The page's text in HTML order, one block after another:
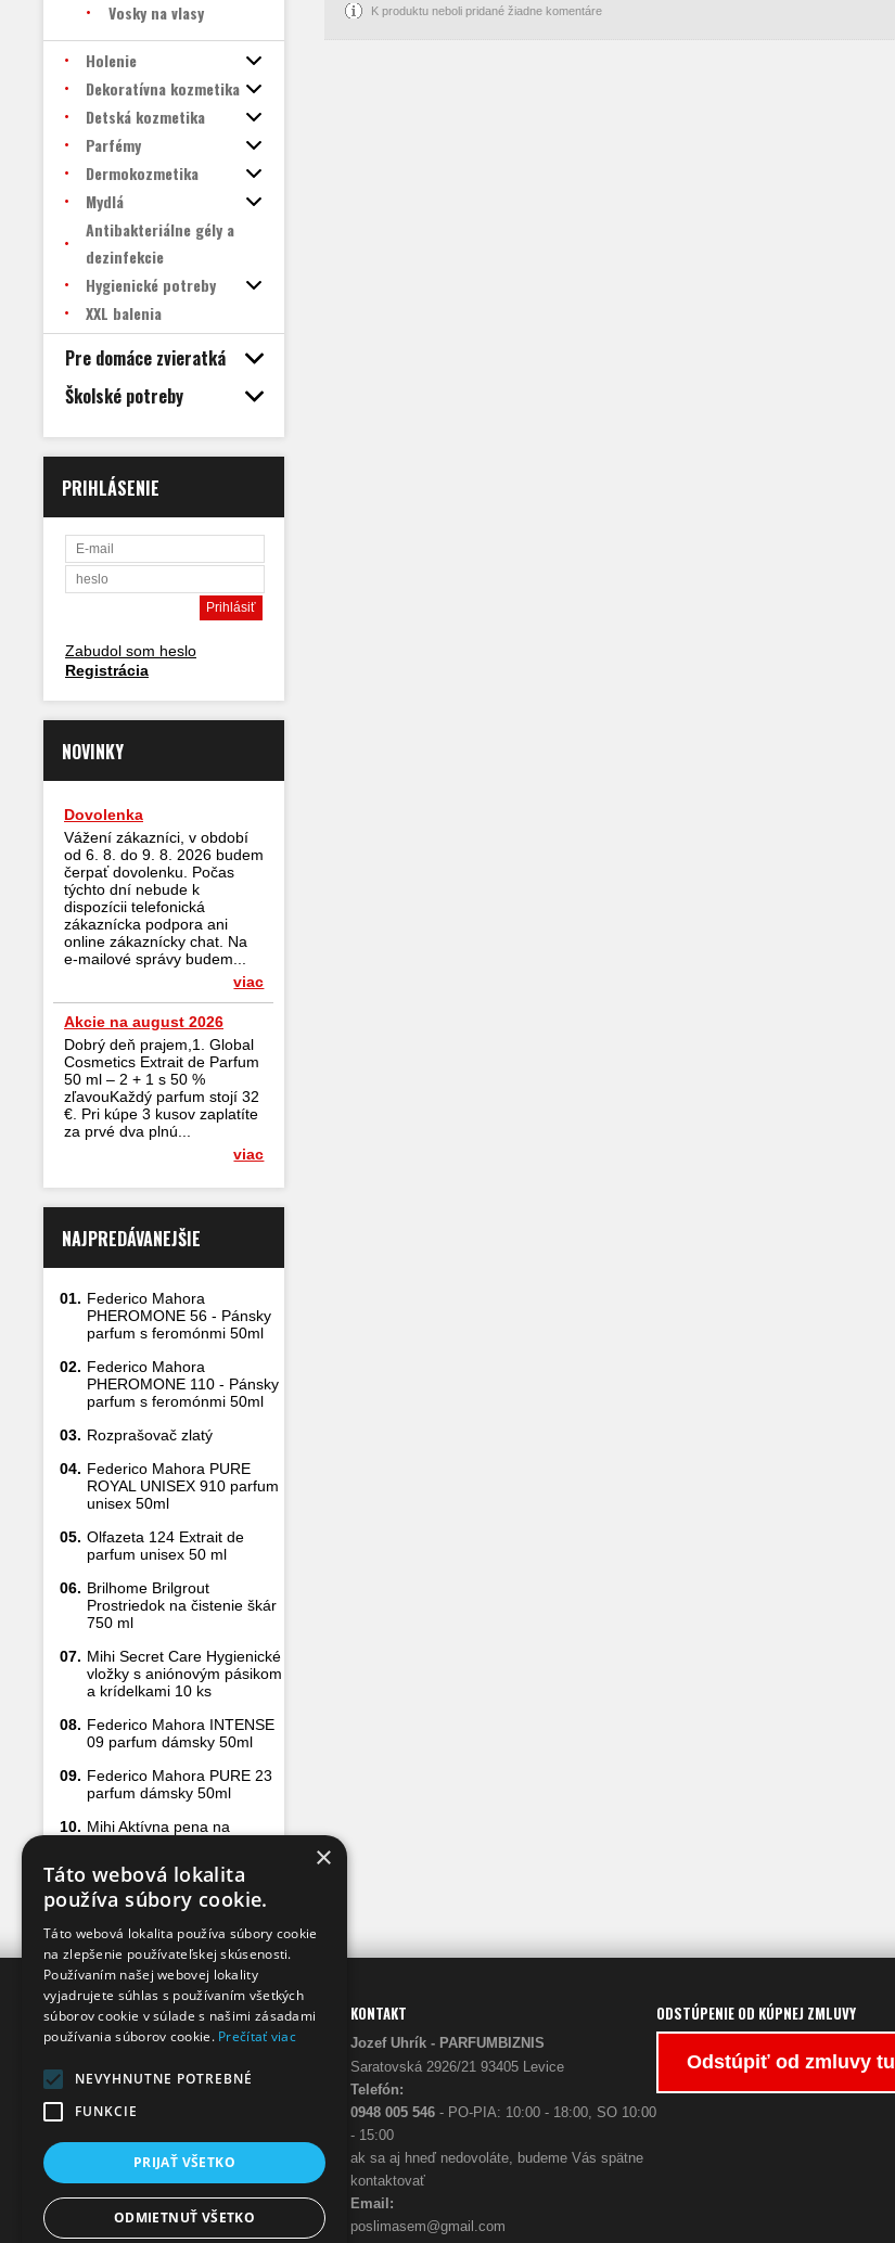
Vosky na vlasy
Holenie
Dekoratívna kozmetika
Detská kozmetika
Parfémy
Dermokozmetika
Mydlá
Antibakteriálne gély a
dezinfekcie
Hygienické potreby
XXL balenia
Pre domáce zvieratká
Školské potreby
PRIHLÁSENIE
Zabudol som heslo
Registrácia
NOVINKY
Dovolenka
Vážení zákazníci, v období
od 6. 8. do 9. 8. 2026 budem
čerpať dovolenku. Počas
týchto dní nebude k
dispozícii telefonická
zákaznícka podpora ani
online zákaznícky chat. Na
e-mailové správy budem...
viac
Akcie na august 2026
Dobrý deň prajem,1. Global
Cosmetics Extrait de Parfum
50 ml – 2 + 1 s 50 %
zľavouKaždý parfum stojí 32
€. Pri kúpe 3 kusov zaplatíte
za prvé dva plnú...
viac
NAJPREDÁVANEJŠIE
01. Federico Mahora
PHEROMONE 56 - Pánsky
parfum s feromónmi 50ml
02. Federico Mahora
PHEROMONE 110 - Pánsky
parfum s feromónmi 50ml
03. Rozprašovač zlatý
04. Federico Mahora PURE
ROYAL UNISEX 910 parfum
unisex 50ml
05. Olfazeta 124 Extrait de
parfum unisex 50 ml
06. Brilhome Brilgrout
Prostriedok na čistenie škár
750 ml
07. Mihi Secret Care Hygienické
vložky s aniónovým pásikom
a krídelkami 10 ks
08. Federico Mahora INTENSE
09 parfum dámsky 50ml
09. Federico Mahora PURE 23
parfum dámsky 50ml
10. Mihi Aktívna pena na
K produktu neboli pridané žiadne komentáre
INFO
Prečo my
O nás
KONTAKT
Jozef Uhrík - PARFUMBIZNIS
Saratovská 2926/21 93405 Levice
Telefón:
0948 005 546 - PO-PIA: 10:00 - 18:00, SO 10:00
- 15:00
ak sa aj hneď nedovoláte, budeme Vás spätne
kontaktovať
Email:
poslimasem@gmail.com
ODSTÚPENIE OD KÚPNEJ ZMLUVY
Odstúpiť od zmluvy tu
×
Táto webová lokalita
používa súbory cookie.
Táto webová lokalita používa súbory cookie
na zlepšenie používateľskej skúsenosti.
Používaním našej webovej lokality
vyjadrujete súhlas s používaním všetkých
súborov cookie v súlade s našimi zásadami
používania súborov cookie. Prečítať viac
NEVYHNUTNE POTREBNÉ
FUNKCIE
PRIJAŤ VŠETKO
ODMIETNUŤ VŠETKO